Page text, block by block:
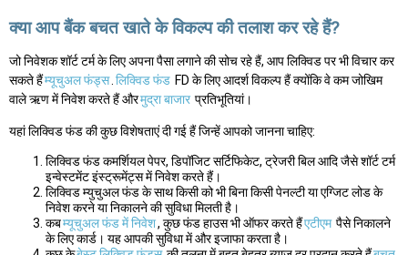
क्या आप बैंक बचत खाते के विकल्प की तलाश कर रहे हैं?
जो निवेशक शॉर्ट टर्म के लिए अपना पैसा लगाने की सोच रहे हैं, आप लिक्विड पर भी विचार कर
सकते हैंम्यूचुअल फंड्स.लिक्विड फंड FD के लिए आदर्श विकल्प हैं क्योंकि वे कम जोखिम
वाले ऋण में निवेश करते हैं औरमुद्रा बाजार प्रतिभूतियां।
यहां लिक्विड फंड की कुछ विशेषताएं दी गई हैं जिन्हें आपको जानना चाहिए:
लिक्विड फंड कमर्शियल पेपर, डिपॉजिट सर्टिफिकेट, ट्रेजरी बिल आदि जैसे शॉर्ट टर्म
इन्वेस्टमेंट इंस्ट्रूमेंट्स में निवेश करते हैं।
लिक्विड म्युचुअल फंड के साथ किसी को भी बिना किसी पेनल्टी या एग्जिट लोड के
निवेश करने या निकालने की सुविधा मिलती है।
कबम्यूचुअल फंड में निवेश, कुछ फंड हाउस भी ऑफर करते हैंएटीएम पैसे निकालने
के लिए कार्ड। यह आपकी सुविधा में और इजाफा करता है।